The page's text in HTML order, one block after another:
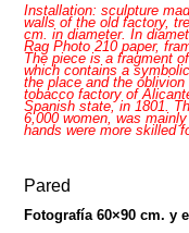
Installation: sculpture
walls of the old factory,
cm. in diameter. In
Rag Photo 210 paper,
The piece is a fragment
which contains a
the place and the
tobacco factory of
Spanish state, in 1801.
6,000 women, was
hands were more skilled
Pared
Fotografía 60×90 cm. y